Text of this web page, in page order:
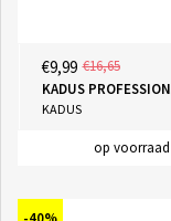
€9,99 €16,65
KADUS
KADUS
op voorraad